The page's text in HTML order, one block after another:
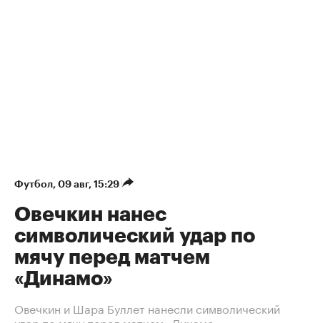
Футбол 09 авг, 15:29
Овечкин нанес
символический удар по
мячу перед матчем
«Динамо»
Овечкин и Шара Буллет нанесли символический